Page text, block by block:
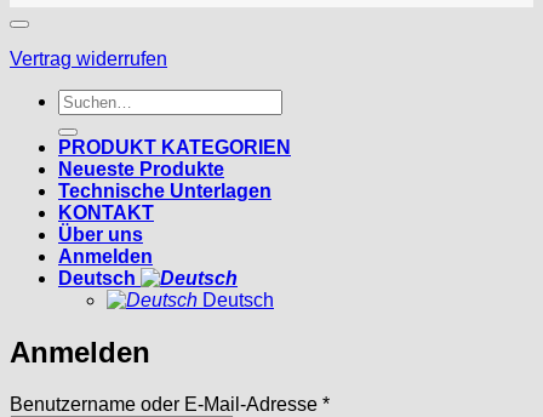
Vertrag widerrufen
Suchen
nach:
PRODUKT KATEGORIEN
Neueste Produkte
Technische Unterlagen
KONTAKT
Über uns
Anmelden
Deutsch
Deutsch
Anmelden
Benutzername oder E-Mail-Adresse *Erforderlich